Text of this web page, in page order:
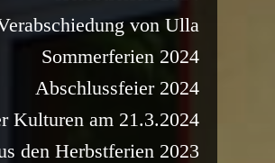
von Ulla
Sommerferien 2024
Abschlussfeier 2024
Kulturen am 21.3.2024
den Herbstferien 2023